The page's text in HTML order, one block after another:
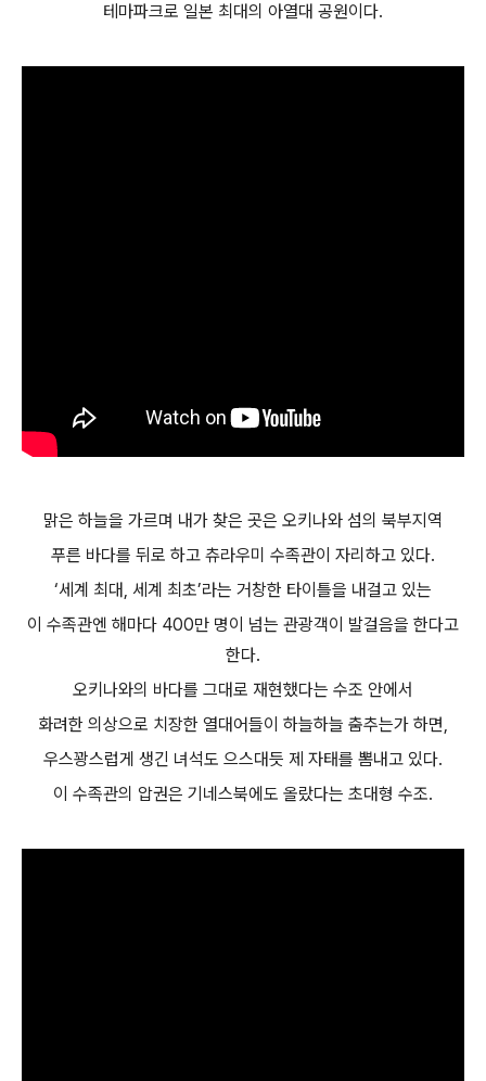
테마파크로 일본 최대의 아열대 공원이다.
맑은 하늘을 가르며 내가 찾은 곳은 오키나와 섬의 북부지역
푸른 바다를 뒤로 하고 츄라우미 수족관이 자리하고 있다.
‘세계 최대, 세계 최초’라는 거창한 타이틀을 내걸고 있는
이 수족관엔 해마다 400만 명이 넘는 관광객이 발걸음을 한다고
한다.
오키나와의 바다를 그대로 재현했다는 수조 안에서
화려한 의상으로 치장한 열대어들이 하늘하늘 춤추는가 하면,
우스꽝스럽게 생긴 녀석도 으스대듯 제 자태를 뽐내고 있다.
이 수족관의 압권은 기네스북에도 올랐다는 초대형 수조.